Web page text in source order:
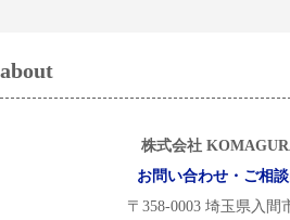
about
株式会社
お問い合わせ・ご相
〒358-0003 埼玉県入間